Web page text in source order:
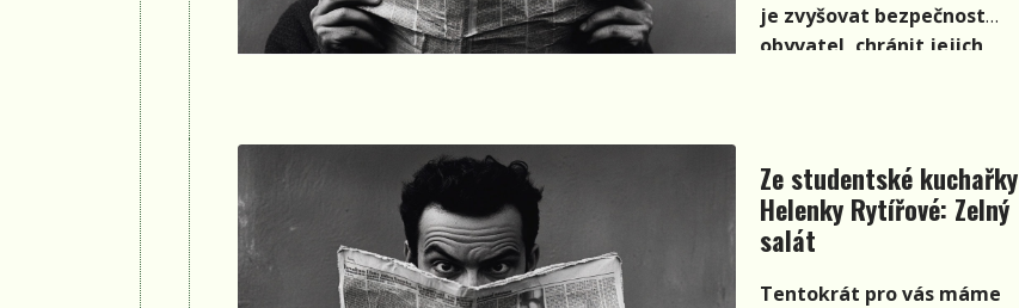
je zvyšovat bezpečnost
obyvatel, chránit jejich
povědomí.
Ze studentské kuchařky
Helenky Rytířové: Zelný
salát
Tentokrát pro vás máme